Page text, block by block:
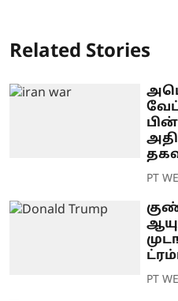
Related Stories
PT
PT